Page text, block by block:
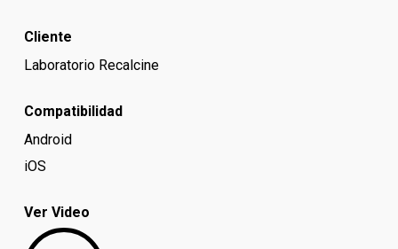
Cliente
Laboratorio Recalcine
Compatibilidad
Android
iOS
Ver Video
Play